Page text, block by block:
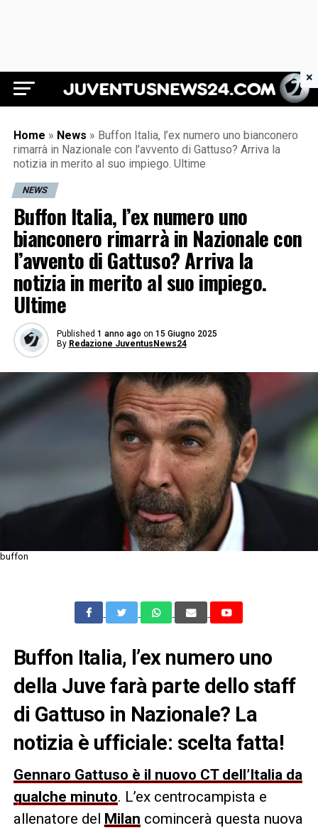
Juventus News 24
Home » News » Buffon Italia, l’ex numero uno bianconero
rimarrà in Nazionale con l’avvento di Gattuso? Arriva la
notizia in merito al suo impiego. Ultime
NEWS
Buffon Italia, l’ex numero uno
bianconero rimarrà in Nazionale con
l’avvento di Gattuso? Arriva la
notizia in merito al suo impiego.
Ultime
Published 1 anno ago on 15 Giugno 2025
By Redazione JuventusNews24
buffon
Buffon Italia, l’ex numero uno
della Juve farà parte dello staff
di Gattuso in Nazionale? La
notizia è ufficiale: scelta fatta!
Gennaro Gattuso è il nuovo CT dell’Italia da
qualche minuto. L’ex centrocampista e
allenatore del Milan comincerà questa nuova
×